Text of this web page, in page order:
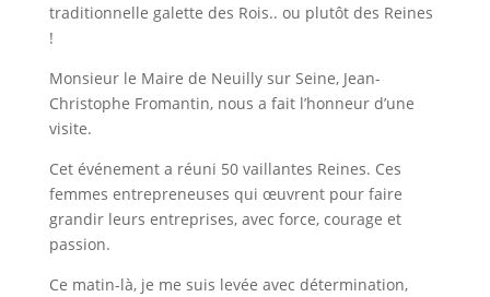
traditionnelle galette des Rois.. ou plutôt des Reines
!
Monsieur le Maire de Neuilly sur Seine, Jean-
Christophe Fromantin, nous a fait l’honneur d’une
visite.
Cet événement a réuni 50 vaillantes Reines. Ces
femmes entrepreneuses qui œuvrent pour faire
grandir leurs entreprises, avec force, courage et
passion.
Ce matin-là, je me suis levée avec détermination,